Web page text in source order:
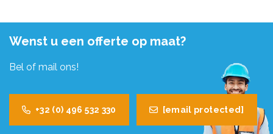
Wenst u een offerte op maat?
Bel of mail ons!
+32 (0) 496 532 330 [email protected]